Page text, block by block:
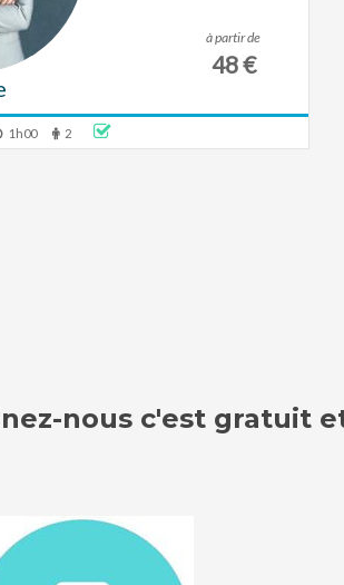
à partir de
48 €
1h00 2
nous c'est gratuit